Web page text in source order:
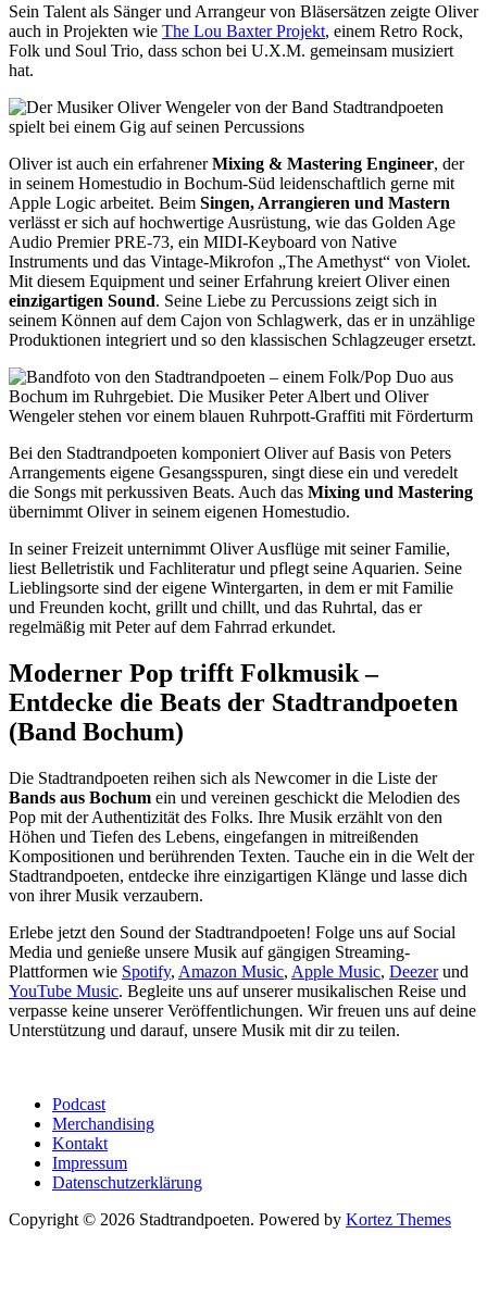
Sein Talent als Sänger und Arrangeur von Bläsersätzen zeigte Oliver
auch in Projekten wie The Lou Baxter Projekt, einem Retro Rock,
Folk und Soul Trio, dass schon bei U.X.M. gemeinsam musiziert
hat.
Oliver ist auch ein erfahrenerMixing & Mastering Engineer, der
in seinem Homestudio in Bochum-Süd leidenschaftlich gerne mit
Apple Logic arbeitet. Beim Singen, Arrangieren und Mastern
verlässt er sich auf hochwertige Ausrüstung, wie das Golden Age
Audio Premier PRE-73, ein MIDI-Keyboard von Native
Instruments und das Vintage-Mikrofon „The Amethyst“ von Violet.
Mit diesem Equipment und seiner Erfahrung kreiert Oliver einen
einzigartigen Sound. Seine Liebe zu Percussions zeigt sich in
seinem Können auf dem Cajon von Schlagwerk, das er in unzählige
Produktionen integriert und so den klassischen Schlagzeuger ersetzt.
Bei den Stadtrandpoeten komponiert Oliver auf Basis von Peters
Arrangements eigene Gesangsspuren, singt diese ein und veredelt
die Songs mit perkussiven Beats. Auch das Mixing und Mastering
übernimmt Oliver in seinem eigenen Homestudio.
In seiner Freizeit unternimmt Oliver Ausflüge mit seiner Familie,
liest Belletristik und Fachliteratur und pflegt seine Aquarien. Seine
Lieblingsorte sind der eigene Wintergarten, in dem er mit Familie
und Freunden kocht, grillt und chillt, und das Ruhrtal, das er
regelmäßig mit Peter auf dem Fahrrad erkundet.
Moderner Pop trifft Folkmusik –
Entdecke die Beats der Stadtrandpoeten
(Band Bochum)
Die Stadtrandpoeten reihen sich als Newcomer in die Liste der
Bands aus Bochum ein und vereinen geschickt die Melodien des
Pop mit der Authentizität des Folks. Ihre Musik erzählt von den
Höhen und Tiefen des Lebens, eingefangen in mitreißenden
Kompositionen und berührenden Texten. Tauche ein in die Welt der
Stadtrandpoeten, entdecke ihre einzigartigen Klänge und lasse dich
von ihrer Musik verzaubern.
Erlebe jetzt den Sound der Stadtrandpoeten! Folge uns auf Social
Media und genieße unsere Musik auf gängigen Streaming-
Plattformen wie Spotify, Amazon Music, Apple Music, Deezerund
YouTube Music. Begleite uns auf unserer musikalischen Reise und
verpasse keine unserer Veröffentlichungen. Wir freuen uns auf deine
Unterstützung und darauf, unsere Musik mit dir zu teilen.
Podcast
Merchandising
Kontakt
Impressum
Datenschutzerklärung
Copyright © 2026 Stadtrandpoeten. Powered by Kortez Themes